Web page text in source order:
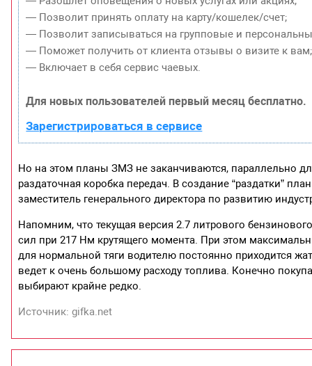
— Позволит принять оплату на карту/кошелек/счет;
— Позволит записываться на групповые и
— Поможет получить от клиента отзывы о визите к вам;
— Включает в себя сервис чаевых.
Для новых пользователей первый месяц бесплатно.
Зарегистрироваться в сервисе
Но на этом планы ЗМЗ не заканчиваются, параллельно
раздаточная коробка передач. В создание “раздатки”
заместитель генерального директора по развитию
Напомним, что текущая версия 2.7 литрового
сил при 217 Нм крутящего момента. При этом
для нормальной тяги водителю постоянно приходится
ведет к очень большому расходу топлива. Конечно
выбирают крайне редко.
Источник: gifka.net